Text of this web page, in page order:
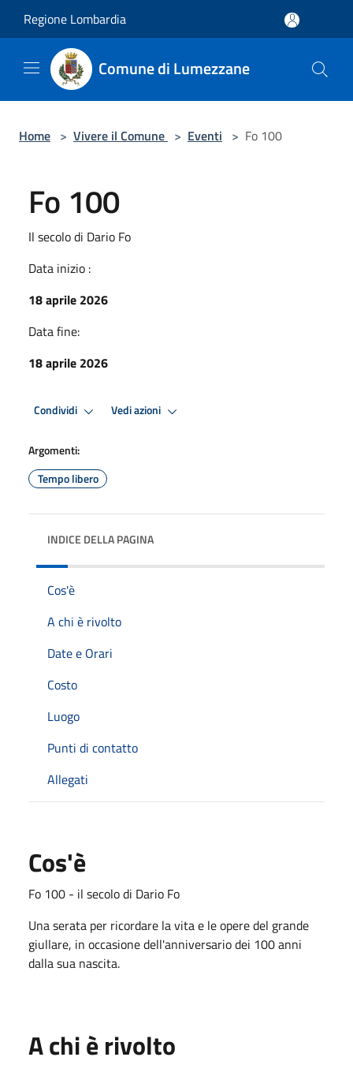
Regione Lombardia
Comune di Lumezzane
Home > Vivere il Comune > Eventi > Fo 100
Fo 100
Il secolo di Dario Fo
Data inizio :
18 aprile 2026
Data fine:
18 aprile 2026
Condividi Vedi azioni
Argomenti:
Tempo libero
INDICE DELLA PAGINA
Cos'è
A chi è rivolto
Date e Orari
Costo
Luogo
Punti di contatto
Allegati
Cos'è
Fo 100 - il secolo di Dario Fo
Una serata per ricordare la vita e le opere del grande
giullare, in occasione dell'anniversario dei 100 anni
dalla sua nascita.
A chi è rivolto